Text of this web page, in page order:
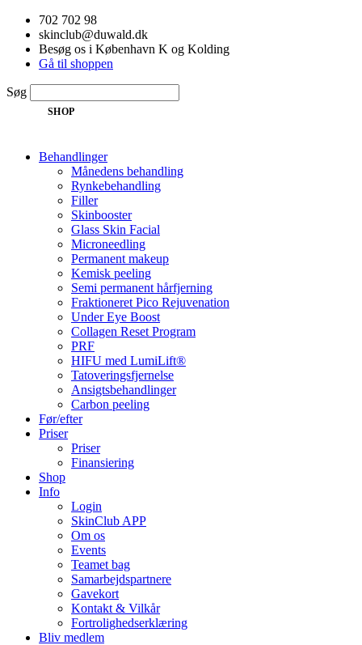
Videre
indhold
702 702 98
skinclub@duwald.dk
Besøg os i København K og Kolding
Gå til shoppen
Søg
SHOP
Behandlinger
Månedens behandling
Rynkebehandling
Filler
Skinbooster
Glass Skin Facial
Microneedling
Permanent makeup
Kemisk peeling
Semi permanent hårfjerning
Fraktioneret Pico Rejuvenation
Under Eye Boost
Collagen Reset Program
PRF
HIFU med LumiLift®
Tatoveringsfjernelse
Ansigtsbehandlinger
Carbon peeling
Før/efter
Priser
Priser
Finansiering
Shop
Info
Login
SkinClub APP
Om os
Events
Teamet bag
Samarbejdspartnere
Gavekort
Kontakt & Vilkår
Fortrolighedserklæring
Bliv medlem